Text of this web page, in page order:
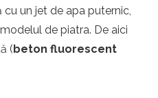
un jet de apa puternic,
de piatra. De aici
(beton fluorescent